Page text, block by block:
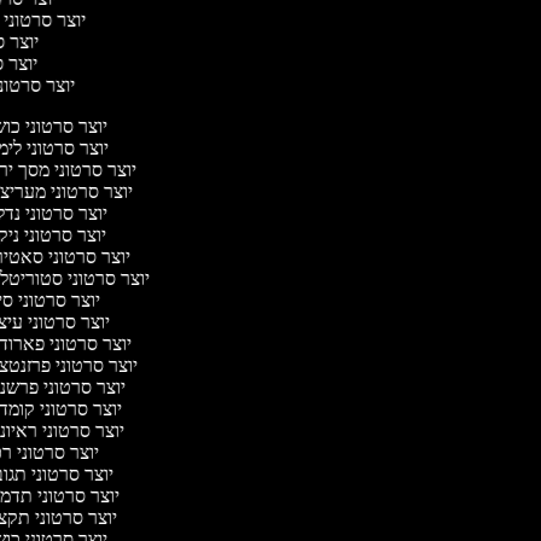
יוצר
יוצר
יוצר
יוצר
יוצר סרטוני
יוצר סרטוני
יוצר סרטוני מסך
יוצר סרטוני
יוצר סרטוני
יוצר סרטוני
יוצר סרטוני
יוצר סרטוני
יוצר סרטוני
יוצר סרטוני
יוצר סרטוני
יוצר סרטוני
יוצר סרטוני
יוצר סרטוני
יוצר סרטוני
יוצר סרטוני
יוצר סרטוני
יוצר סרטוני
יוצר סרטוני